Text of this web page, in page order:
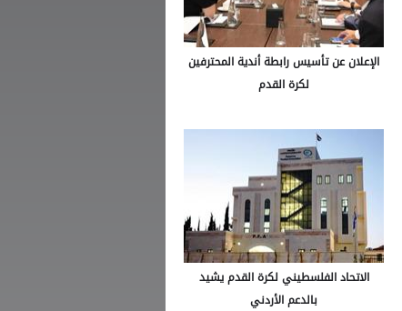
الإعلان عن تأسيس رابطة أندية المحترفين
لكرة القدم
الاتحاد الفلسطيني لكرة القدم يشيد
بالدعم الأردني